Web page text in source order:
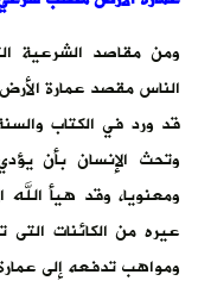
في حياة
المقصد العظيم
وإصلاحها مادّيا
، وخصّ به دون
من مزايا وقدرات
بعد أن هيّئ له